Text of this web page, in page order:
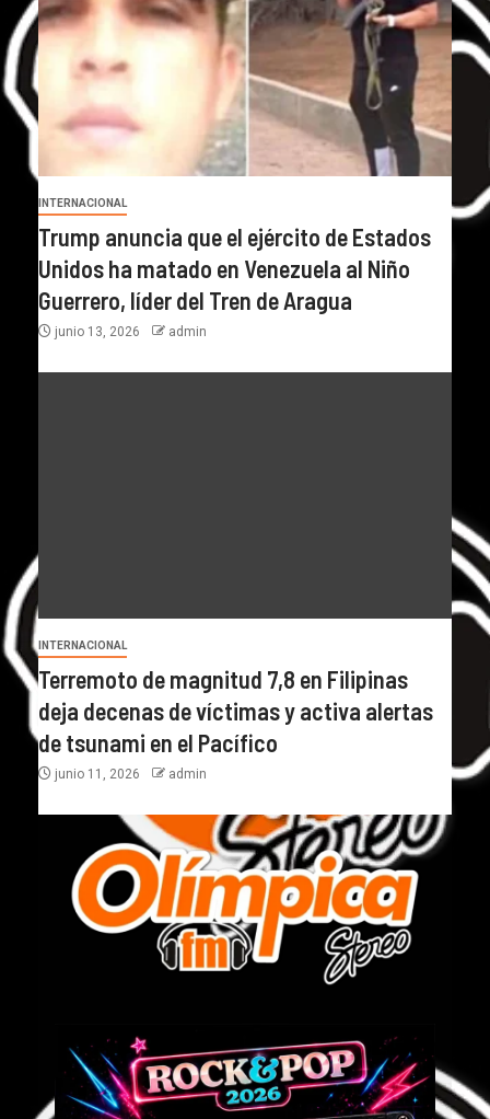
INTERNACIONAL
Trump anuncia que el ejército de Estados
Unidos ha matado en Venezuela al Niño
Guerrero, líder del Tren de Aragua
junio 13, 2026 admin
INTERNACIONAL
Terremoto de magnitud 7,8 en Filipinas
deja decenas de víctimas y activa alertas
de tsunami en el Pacífico
junio 11, 2026 admin